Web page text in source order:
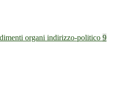
organi indirizzo-politico 9